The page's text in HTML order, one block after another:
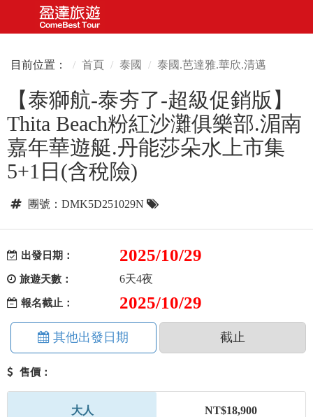
目前位置： 首頁 泰國 泰國.芭達雅.華欣.清邁
【泰獅航-泰夯了-超級促銷版】
Thita Beach粉紅沙灘俱樂部.湄南
嘉年華遊艇.丹能莎朵水上市集
5+1日(含稅險)
團號：DMK5D251029N
出發日期： 2025/10/29
旅遊天數： 6天4夜
報名截止： 2025/10/29
其他出發日期 截止
售價：
大人 NT$18,900